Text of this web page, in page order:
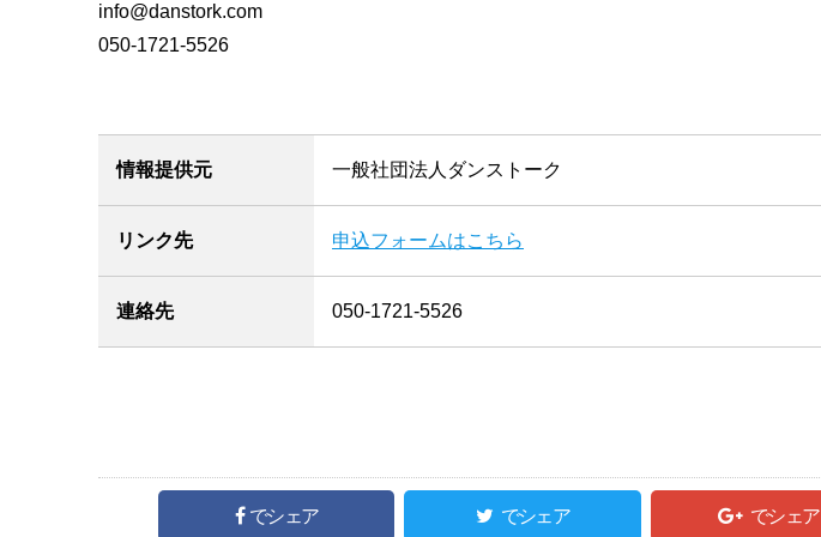
info@danstork.com
050-1721-5526
情報提供元 一般社団法人ダンストーク
リンク先 申込フォームはこちら
連絡先 050-1721-5526
でシェア でシェア でシェア